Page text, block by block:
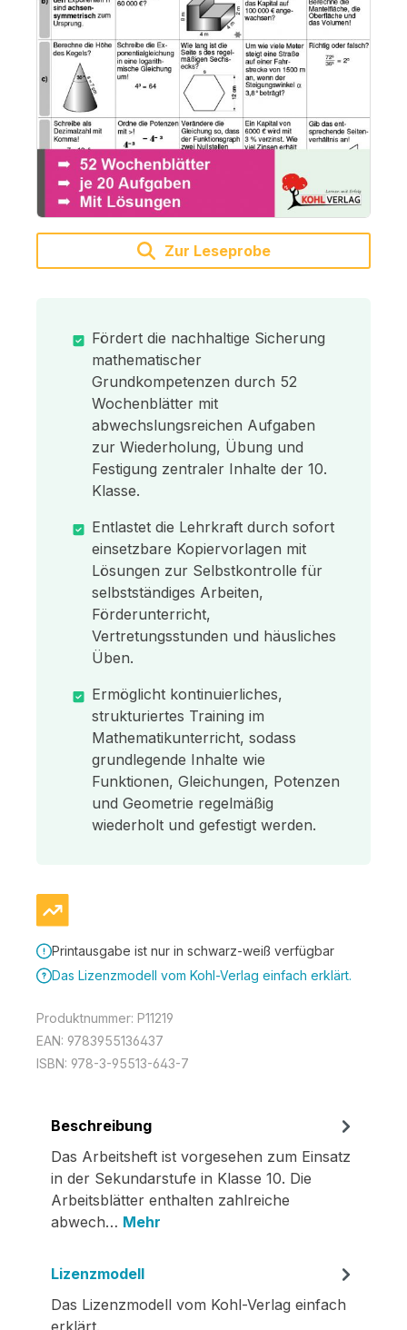
Zur Leseprobe
Fördert die nachhaltige Sicherung
mathematischer
Grundkompetenzen durch 52
Wochenblätter mit
abwechslungsreichen Aufgaben
zur Wiederholung, Übung und
Festigung zentraler Inhalte der 10.
Klasse.
Entlastet die Lehrkraft durch sofort
einsetzbare Kopiervorlagen mit
Lösungen zur Selbstkontrolle für
selbstständiges Arbeiten,
Förderunterricht,
Vertretungsstunden und häusliches
Üben.
Ermöglicht kontinuierliches,
strukturiertes Training im
Mathematikunterricht, sodass
grundlegende Inhalte wie
Funktionen, Gleichungen, Potenzen
und Geometrie regelmäßig
wiederholt und gefestigt werden.
Printausgabe ist nur in schwarz-weiß verfügbar
Das Lizenzmodell vom Kohl-Verlag einfach erklärt.
Produktnummer: P11219
EAN: 9783955136437
ISBN: 978-3-95513-643-7
Beschreibung
Das Arbeitsheft ist vorgesehen zum Einsatz
in der Sekundarstufe in Klasse 10. Die
Arbeitsblätter enthalten zahlreiche
abwech… Mehr
Lizenzmodell
Das Lizenzmodell vom Kohl-Verlag einfach
erklärt.